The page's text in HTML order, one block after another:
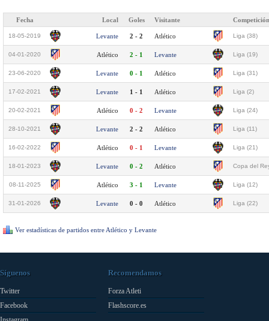
Fecha Local Goles Visitante Competición
18-05-2019 Levante 2 - 2 Atlético Liga (38)
04-01-2020 Atlético 2 - 1 Levante Liga (19)
23-06-2020 Levante 0 - 1 Atlético Liga (31)
17-02-2021 Levante 1 - 1 Atlético Liga (2)
20-02-2021 Atlético 0 - 2 Levante Liga (24)
28-10-2021 Levante 2 - 2 Atlético Liga (11)
16-02-2022 Atlético 0 - 1 Levante Liga (21)
18-01-2023 Levante 0 - 2 Atlético Copa del
08-11-2025 Atlético 3 - 1 Levante Liga (12)
31-01-2026 Levante 0 - 0 Atlético Liga (22)
Ver estadísticas de partidos entre Atlético y Levante
Síguenos
Twitter
Facebook
Recomendamos
Forza Atleti
Flashscore.es